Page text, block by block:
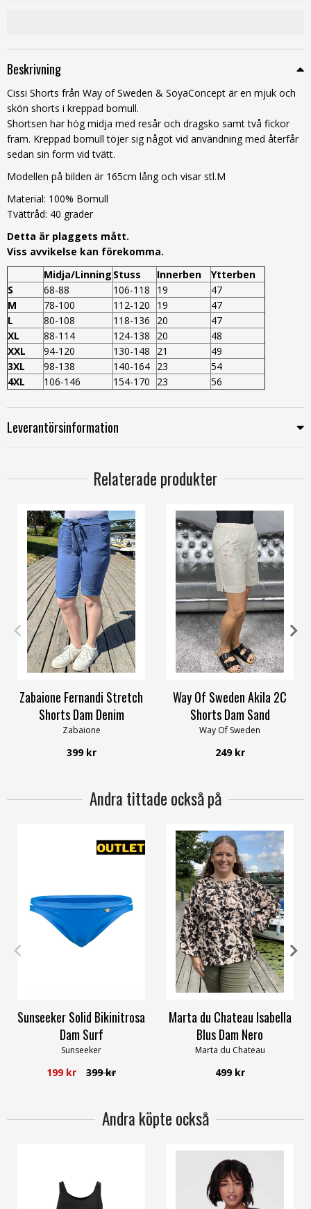
Beskrivning
Cissi Shorts från Way of Sweden & SoyaConcept är en mjuk och
skön shorts i kreppad bomull.
Shortsen har hög midja med resår och dragsko samt två fickor
fram. Kreppad bomull töjer sig något vid användning med återfår
sedan sin form vid tvätt.
Modellen på bilden är 165cm lång och visar stl.M
Material: 100% Bomull
Tvättråd: 40 grader
Detta är plaggets mått.
Viss avvikelse kan förekomma.
Midja/Linning Stuss Innerben
Ytterben
S
68-88 106-118 19
47
M
78-100 112-120 19
47
L
80-108 118-136 20
47
XL
88-114 124-138 20
48
XXL
94-120 130-148 21
49
3XL
98-138 140-164 23
54
4XL
106-146 154-170 23 56
Leverantörsinformation
Relaterade produkter
S M L XL
Zabaione Fernandi Stretch
Shorts Dam Denim
Zabaione
399 kr
XS S XXL 3XL 4XL
Way Of Sweden Akila 2C
Shorts Dam Sand
Way Of Sweden
249 kr
Andra tittade också på
Sunseeker Solid Bikinitrosa
Dam Surf
Sunseeker
199 kr 399 kr
S/M
Marta du Chateau Isabella
Blus Dam Nero
Marta du Chateau
499 kr
Andra köpte också